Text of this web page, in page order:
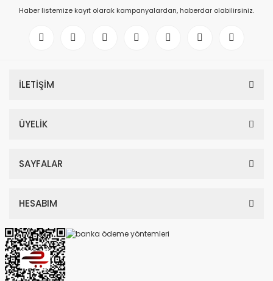
Haber listemize kayıt olarak kampanyalardan, haberdar olabilirsiniz.
İLETİŞİM
ÜYELİK
SAYFALAR
HESABIM